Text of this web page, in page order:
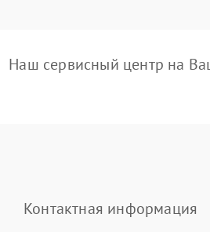
Наш сервисный центр на
Контактная информация